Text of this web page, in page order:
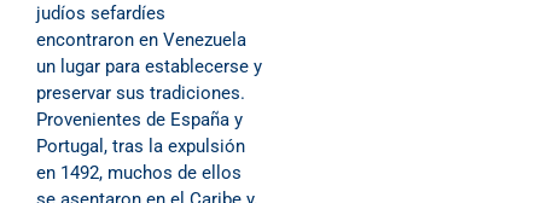
judíos sefardíes
encontraron en Venezuela
un lugar para establecerse y
preservar sus tradiciones.
Provenientes de España y
Portugal, tras la expulsión
en 1492, muchos de ellos